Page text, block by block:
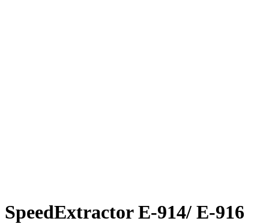
SpeedExtractor E-914/ E-916